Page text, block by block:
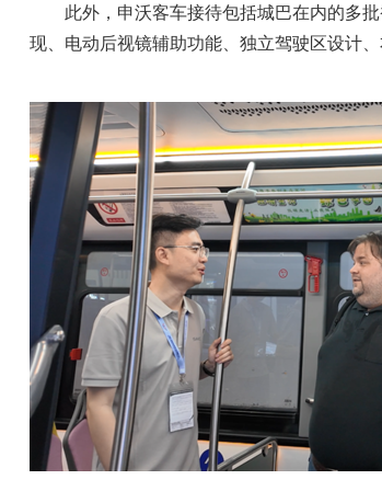
此外，申沃客车接待包括城巴在内的多批
现、电动后视镜辅助功能、独立驾驶区设计